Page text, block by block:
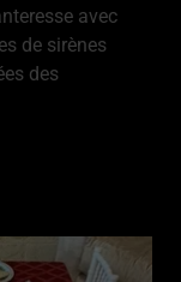
avec
de sirènes
des